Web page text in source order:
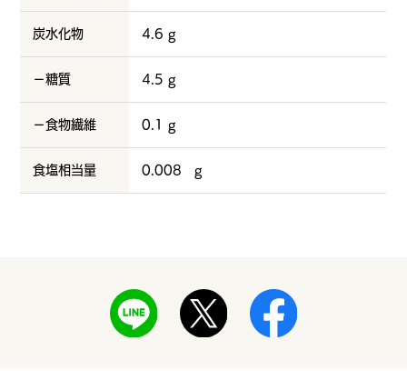
炭水化物 4.6 g
－糖質 4.5 g
－食物繊維 0.1 g
食塩相当量 0.008 g